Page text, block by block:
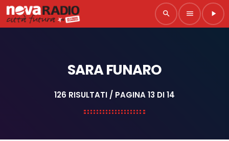
search menu play_arrow
SARA FUNARO
126 RISULTATI / PAGINA 13 DI 14